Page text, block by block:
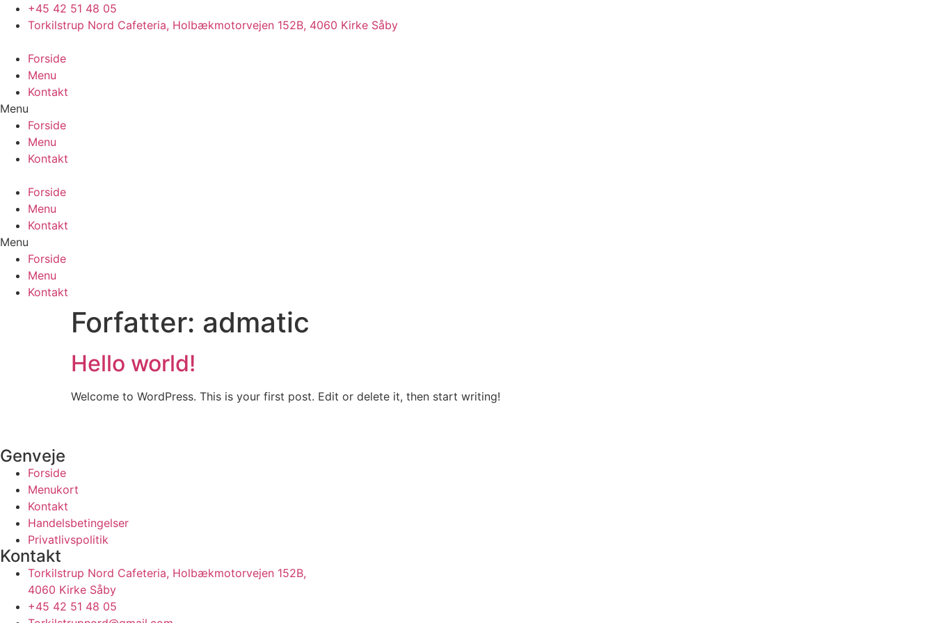
Videre+45 42 51 48 05
Torkilstrup Nord Cafeteria, Holbækmotorvejen 152B, 4060 Kirke Såby
Forside
Menu
Kontakt
Menu
Forside
Menu
Kontakt
Forside
Menu
Kontakt
Menu
Forside
Menu
Kontakt
Forfatter: admatic
Hello world!
Welcome to WordPress. This is your first post. Edit or delete it, then start writing!
Genveje
Forside
Menukort
Kontakt
Handelsbetingelser
Privatlivspolitik
Kontakt
Torkilstrup Nord Cafeteria, Holbækmotorvejen 152B,
4060 Kirke Såby
+45 42 51 48 05